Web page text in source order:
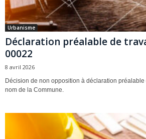
Urbanisme
Déclaration préalable de
00022
8 avril 2026
Décision de non opposition à déclaration
nom de la Commune.